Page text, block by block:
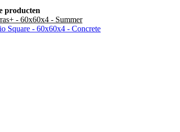
producten
- 60x60x4 - Summer
Square - 60x60x4 - Concrete